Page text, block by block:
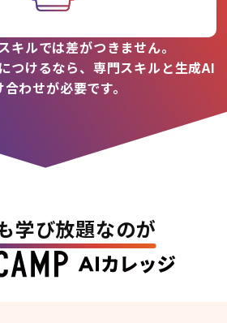
キルでは差がつきません。
つけるなら、専門スキルと生成AI
わせが必要です。
学び放題なのが